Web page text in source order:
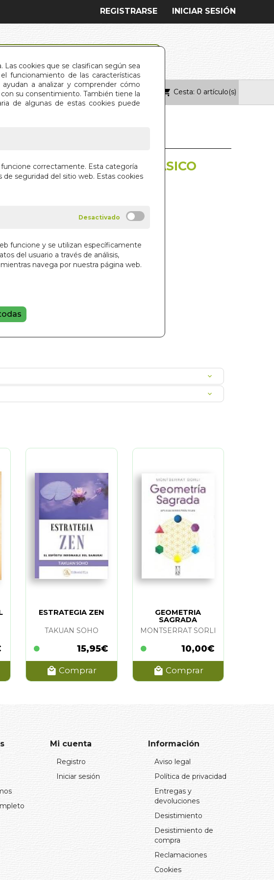
cookies que se clasifican según sea
funcionamiento de las características
a analizar y comprender cómo
su consentimiento. También tiene la
de algunas de estas cookies puede
correctamente. Esta categoría
seguridad del sitio web. Estas cookies
funcione y se utilizan específicamente
del usuario a través de análisis,
navega por nuestra página web.
INICIAR SESIÓN
REGISTRARSE
CONTACTO Cesta: 0 artículo(s)
DE BUDISMO BASICO
S.S. KYABGON GONGMA
Añadir a la cesta
ESTRATEGIA ZEN
TAKUAN SOHO
15,95€
Comprar
GEOMETRIA
SAGRADA
MONTSERRAT SORLI
10,00€
Comprar
Mi cuenta
Registro
Iniciar sesión
Información
Aviso legal
Política de privacidad
Entregas y
devoluciones
Desistimiento
Desistimiento de
compra
Reclamaciones
Cookies